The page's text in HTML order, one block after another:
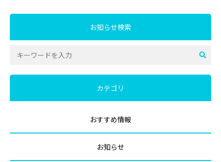
お知らせ検索
カテゴリ
おすすめ情報
お知らせ